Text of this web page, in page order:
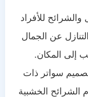
للأفراد
عن الجمال
إلى المكان.
سواتر ذات
الشرائح الخشبية